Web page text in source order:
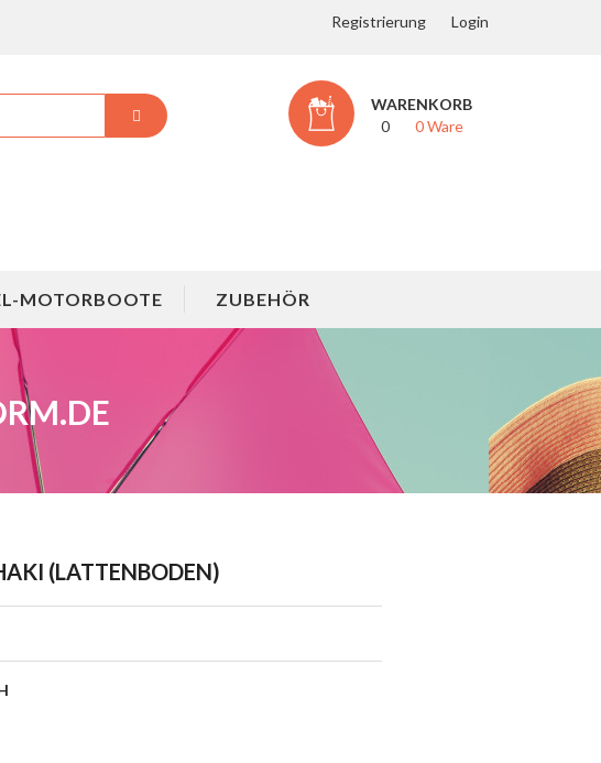
Registrierung Login
WARENKORB
0 Ware
0
MOTORBOOTE ZUBEHÖR
(LATTENBODEN)